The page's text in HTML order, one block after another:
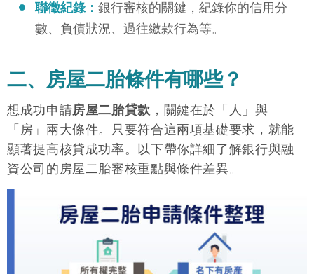
聯徵紀錄： 銀行審核的關鍵，紀錄你的信用分
數、負債狀況、過往繳款行為等。
二、房屋二胎條件有哪些？
想成功申請房屋二胎貸款 ，關鍵在於「人」與
「房」兩大條件。只要符合這兩項基礎要求，就能
顯著提高核貸成功率。以下帶你詳細了解銀行與融
資公司的房屋二胎審核重點與條件差異。